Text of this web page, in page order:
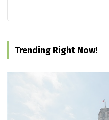
Trending Right Now!